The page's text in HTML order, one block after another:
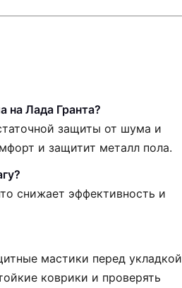
на Лада Гранта?
защиты от шума и
и защитит металл пола.
снижает эффективность и
мастики перед укладкой
коврики и проверять